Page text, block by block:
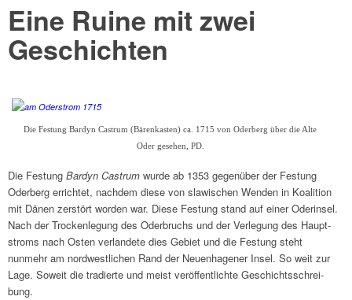
Eine Ruine mit zwei
Geschich­ten
Die Festung Bardyn Castrum (Bären­ka­sten) ca. 1715 von Oder­berg über die Alte
Oder gese­hen, PD.
Die Festung Bardyn Castrum wurde ab 1353 gegen­über der Festung
Oder­berg errich­tet, nach­dem diese von slawi­schen Wenden in Koali­tion
mit Dänen zerstört worden war. Diese Festung stand auf einer Oder­in­sel.
Nach der Trocken­le­gung des Oder­bruchs und der Verle­gung des Haupt­
stroms nach Osten verlan­dete dies Gebiet und die Festung steht
nunmehr am nord­west­li­chen Rand der Neuen­ha­ge­ner Insel. So weit zur
Lage. Soweit die tradierte und meist veröf­fent­lichte Geschichts­schrei­
bung.